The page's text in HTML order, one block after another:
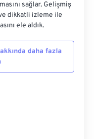
sağlar. Gelişmiş
dikkatli izleme ile
ele aldık.
daha fazla